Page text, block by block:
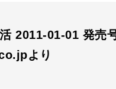
2011-01-01 発売
より